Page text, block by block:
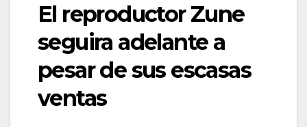
El reproductor Zune
seguira adelante a
pesar de sus escasas
ventas